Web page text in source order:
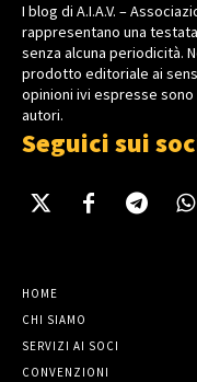
I blog di A.I.A.V. –
rappresentano una
senza alcuna periodicità.
prodotto editoriale ai
opinioni ivi espresse
autori.
Seguici sui
HOME
CHI SIAMO
SERVIZI AI SOCI
CONVENZIONI